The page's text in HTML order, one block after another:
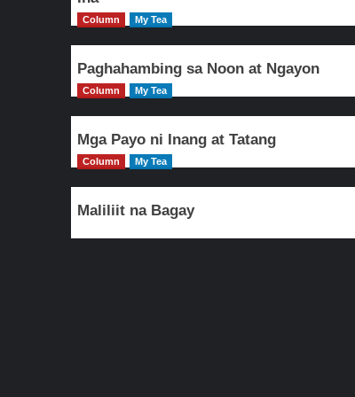
Column My Tea
Paghahambing sa Noon at Ngayon
Column My Tea
Mga Payo ni Inang at Tatang
Column My Tea
Maliliit na Bagay